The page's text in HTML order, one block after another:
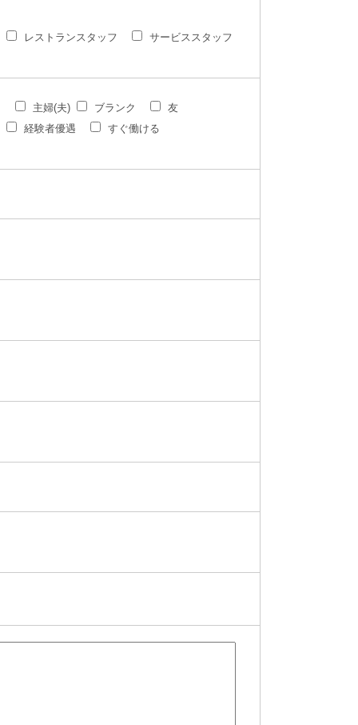
レストランスタッフ
サービススタッフ
主婦(夫) ブランク
友
経験者優遇
すぐ働ける